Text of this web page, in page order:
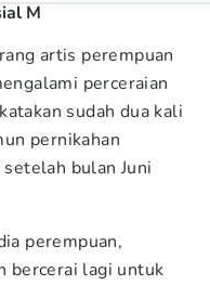
M
artis perempuan
perceraian
sudah dua kali
pernikahan
bulan Juni
perempuan,
bercerai lagi untuk